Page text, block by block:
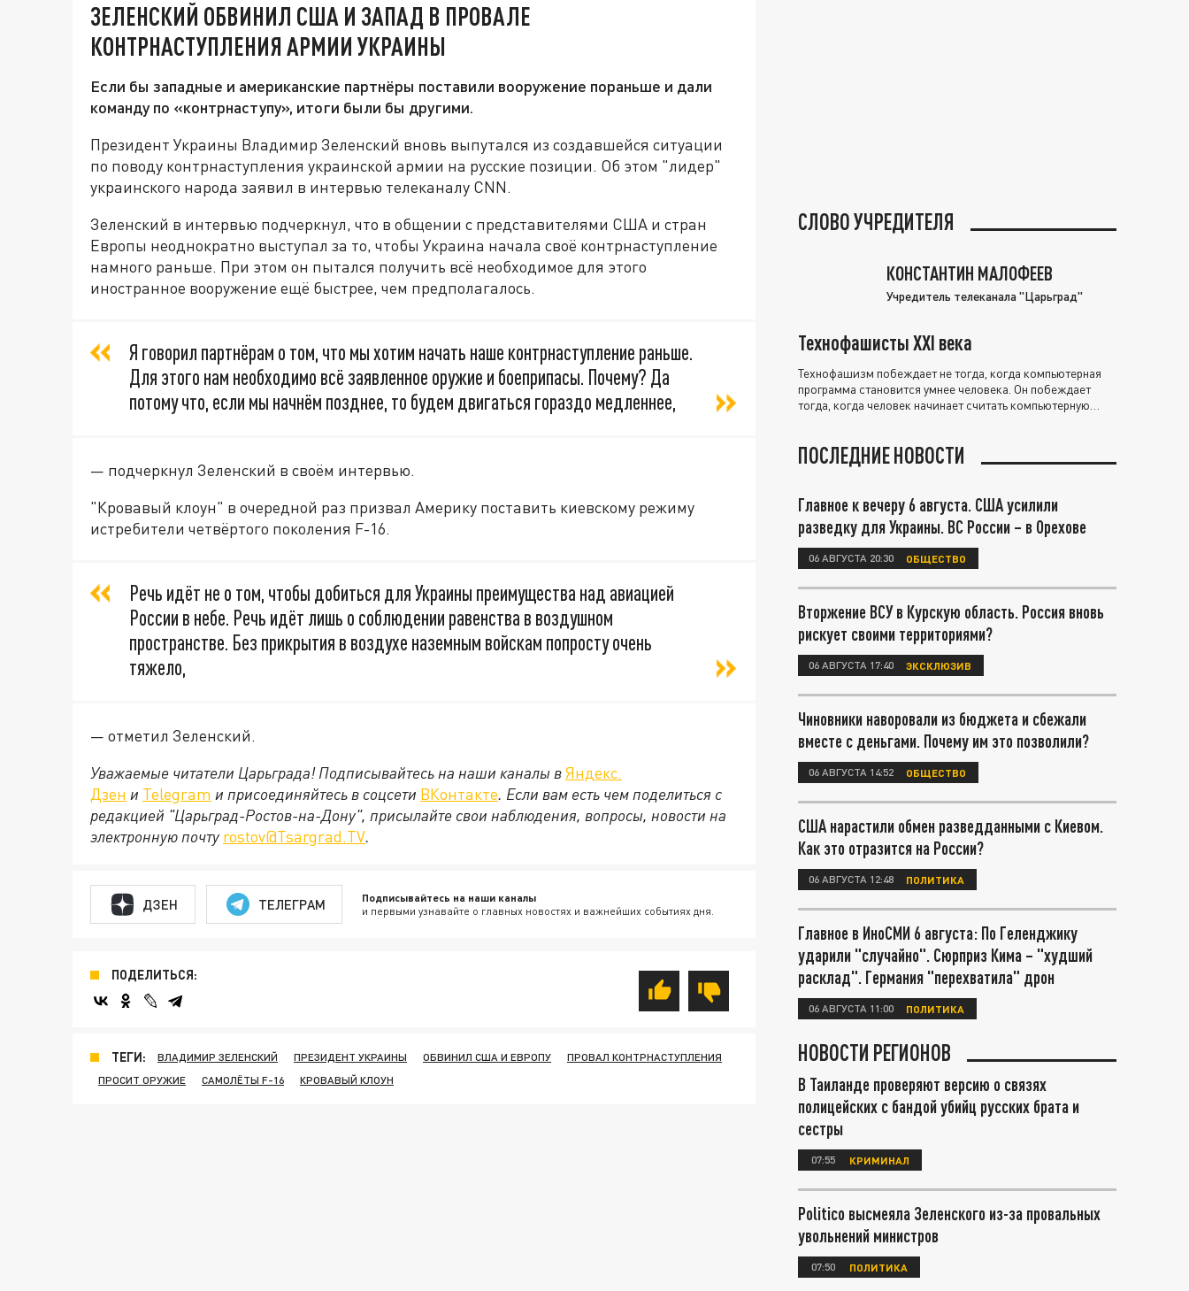
ЗЕЛЕНСКИЙ ОБВИНИЛ США И ЗАПАД В ПРОВАЛЕ
КОНТРНАСТУПЛЕНИЯ АРМИИ УКРАИНЫ
Если бы западные и американские партнёры поставили вооружение пораньше и дали
команду по «контрнаступу», итоги были бы другими.
Президент Украины Владимир Зеленский вновь выпутался из создавшейся ситуации
по поводу контрнаступления украинской армии на русские позиции. Об этом "лидер"
украинского народа заявил в интервью телеканалу CNN.
Зеленский в интервью подчеркнул, что в общении с представителями США и стран
Европы неоднократно выступал за то, чтобы Украина начала своё контрнаступление
намного раньше. При этом он пытался получить всё необходимое для этого
иностранное вооружение ещё быстрее, чем предполагалось.
Я говорил партнёрам о том, что мы хотим начать наше контрнаступление раньше.
Для этого нам необходимо всё заявленное оружие и боеприпасы. Почему? Да
потому что, если мы начнём позднее, то будем двигаться гораздо медленнее,
— подчеркнул Зеленский в своём интервью.
"Кровавый клоун" в очередной раз призвал Америку поставить киевскому режиму
истребители четвёртого поколения F-16.
Речь идёт не о том, чтобы добиться для Украины преимущества над авиацией
России в небе. Речь идёт лишь о соблюдении равенства в воздушном
пространстве. Без прикрытия в воздухе наземным войскам попросту очень
тяжело,
— отметил Зеленский.
Уважаемые читатели Царьграда! Подписывайтесь на наши каналы вЯндекс.
Дзен и Telegram и присоединяйтесь в соцсети ВКонтакте. Если вам есть чем поделиться с
редакцией "Царьград-Ростов-на-Дону", присылайте свои наблюдения, вопросы, новости на
электронную почту rostov@Tsargrad.ТV.
ДЗЕН ТЕЛЕГРАМ Подписывайтесь на наши каналы
и первыми узнавайте о главных новостях и важнейших событиях дня.
ПОДЕЛИТЬСЯ:
ТЕГИ: ВЛАДИМИР ЗЕЛЕНСКИЙ ПРЕЗИДЕНТ УКРАИНЫ ОБВИНИЛ США И ЕВРОПУ
ПРОВАЛ КОНТРНАСТУПЛЕНИЯ
ПРОСИТ ОРУЖИЕ
САМОЛЁТЫ F-16 КРОВАВЫЙ КЛОУН
СЛОВО УЧРЕДИТЕЛЯ
КОНСТАНТИН МАЛОФЕЕВ
Учредитель телеканала "Царьград"
Технофашисты XXI века
Технофашизм побеждает не тогда, когда компьютерная
программа становится умнее человека. Он побеждает
тогда, когда человек начинает считать компьютерную
ПОСЛЕДНИЕ НОВОСТИ
Главное к вечеру 6 августа. США усилили
разведку для Украины. ВС России – в Орехове
06 АВГУСТА 20:30 ОБЩЕСТВО
Вторжение ВСУ в Курскую область. Россия вновь
рискует своими территориями?
06 АВГУСТА 17:40 ЭКСКЛЮЗИВ
Чиновники наворовали из бюджета и сбежали
вместе с деньгами. Почему им это позволили?
06 АВГУСТА 14:52 ОБЩЕСТВО
США нарастили обмен разведданными с Киевом.
Как это отразится на России?
06 АВГУСТА 12:48 ПОЛИТИКА
Главное в ИноСМИ 6 августа: По Геленджику
ударили "случайно". Сюрприз Кима – "худший
расклад". Германия "перехватила" дрон
06 АВГУСТА 11:00 ПОЛИТИКА
НОВОСТИ РЕГИОНОВ
В Таиланде проверяют версию о связях
полицейских с бандой убийц русских брата и
сестры
07:55 КРИМИНАЛ
Politico высмеяла Зеленского из-за провальных
увольнений министров
07:50 ПОЛИТИКА